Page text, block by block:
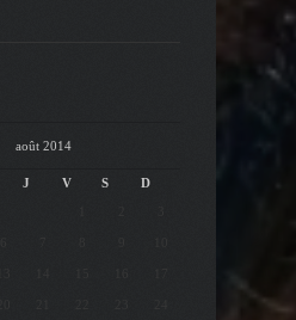
août 2014
J V S
D